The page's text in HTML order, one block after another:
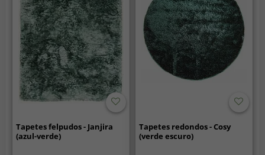
Tapetes felpudos - Janjira
(azul-verde)
Tapetes redondos - Cosy
(verde escuro)